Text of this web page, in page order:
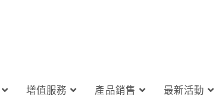
增值服務 產品銷售 最新活動